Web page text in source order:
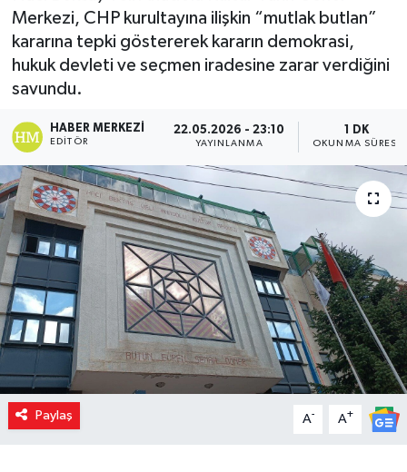
Merkezi, CHP kurultayına ilişkin “mutlak butlan”
kararına tepki göstererek kararın demokrasi,
hukuk devleti ve seçmen iradesine zarar verdiğini
savundu.
HABER MERKEZI
EDITÖR
22.05.2026 - 23:10
YAYINLANMA
1 DK
OKUNMA SÜRESI
Paylaş A- A+
Son Dakika Haberleri
Haber Arşivi